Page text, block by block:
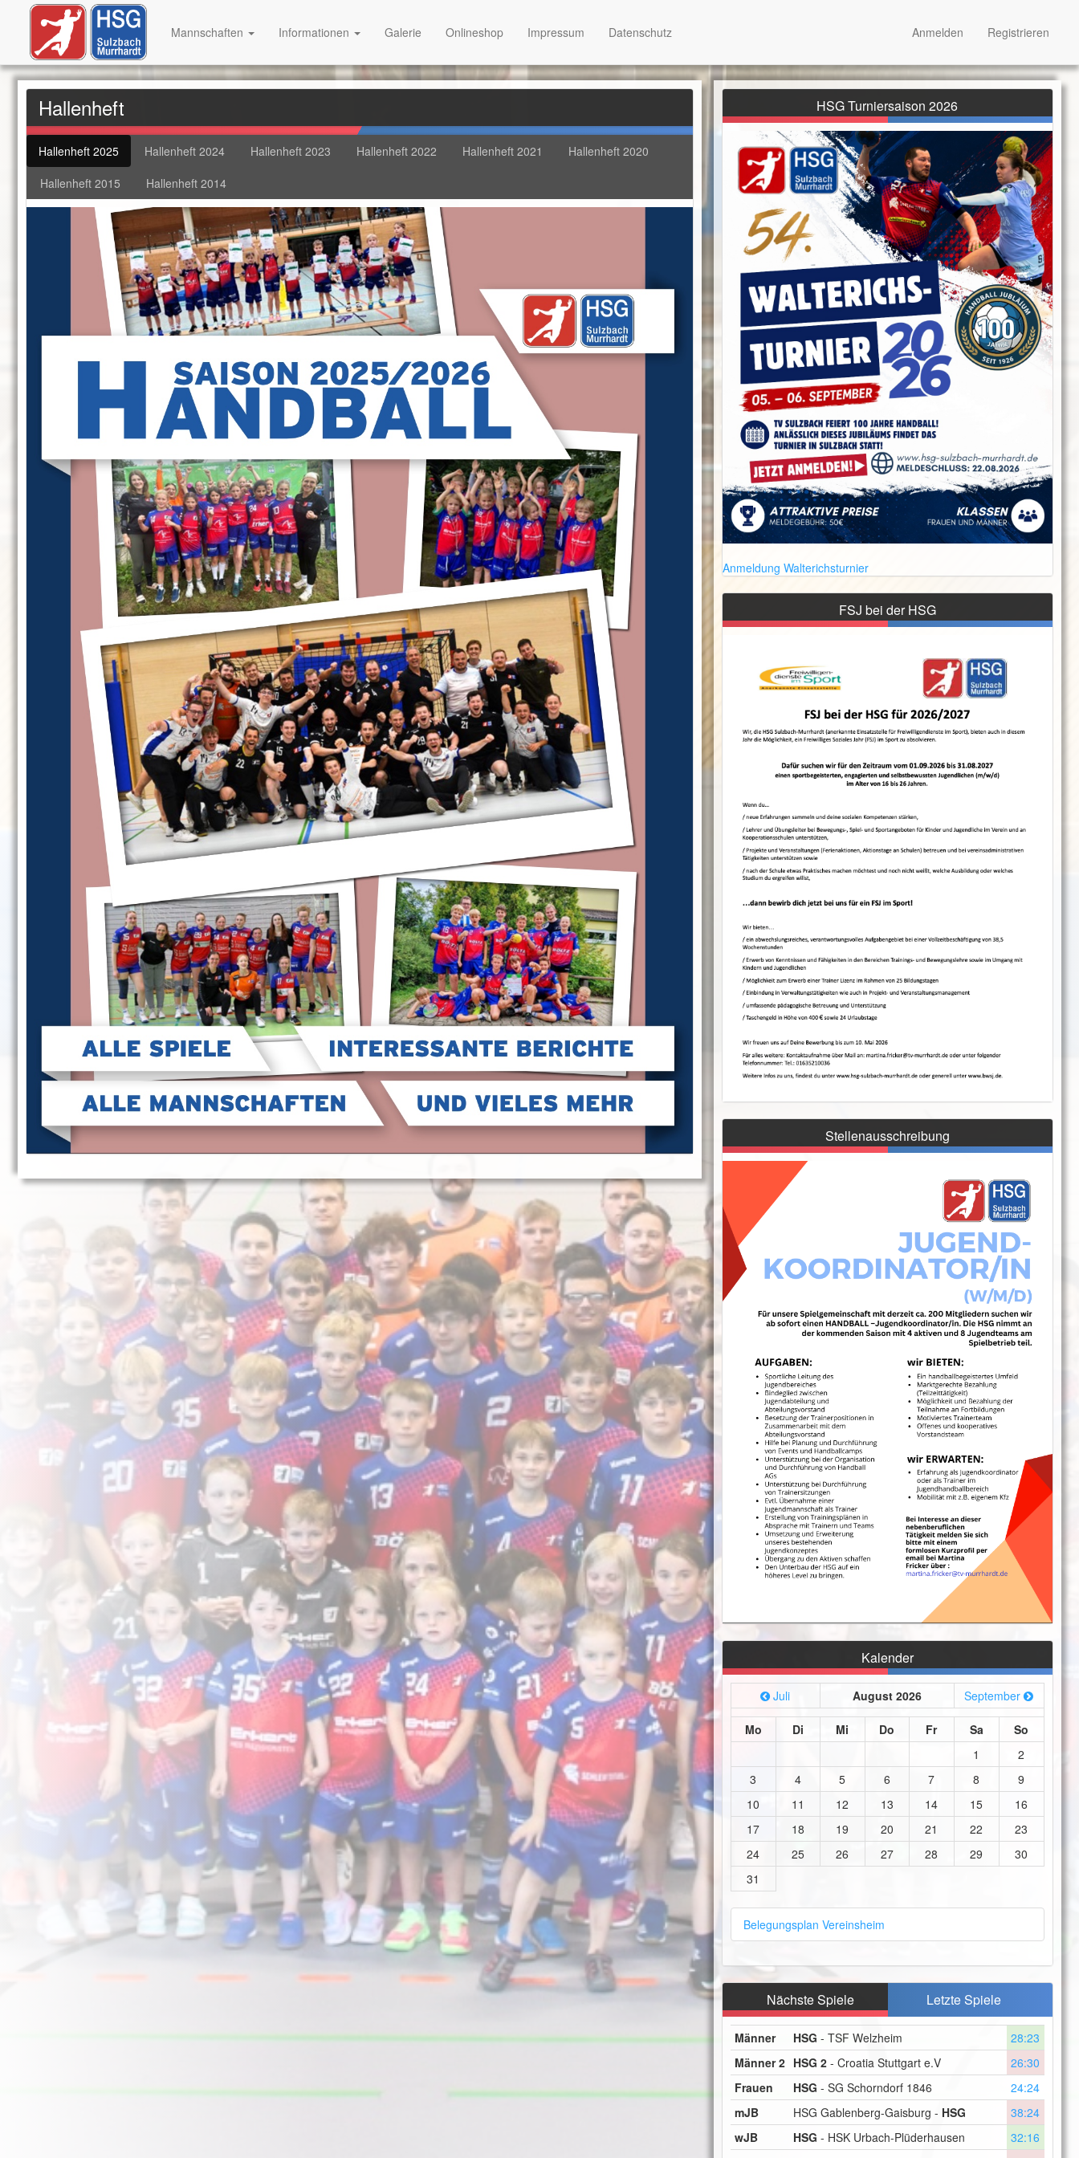
Hallenheft
Hallenheft 2025 Hallenheft 2024 Hallenheft 2023 Hallenheft 2022 Hallenheft 2021
Hallenheft 2020
Hallenheft 2015
Hallenheft 2014
HSG Turniersaison 2026
Anmeldung Walterichsturnier
FSJ bei der HSG
Stellenausschreibung
Kalender
Juli August 2026 September
Mo Di Mi Do Fr Sa
So
1
2
3
4 5 6 7 8
9
10
11 12 13 14 15
16
17
18 19 20 21 22
23
24
25 26 27 28 29
30
31
Belegungsplan Vereinsheim
Nächste Spiele Letzte Spiele
Männer HSG - TSF Welzheim
28:23
Männer 2 HSG 2- Croatia Stuttgart e.V
26:30
Frauen
HSG - SG Schorndorf 1846
24:24
mJB
HSG Gablenberg-Gaisburg - HSG
38:24
wJB
HSG - HSK Urbach-Plüderhausen
32:16
Mannschaften Informationen Galerie Onlineshop Impressum Datenschutz Anmelden Registrieren